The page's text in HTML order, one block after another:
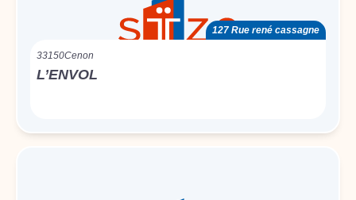
127 Rue rené cassagne
33150Cenon
L’ENVOL